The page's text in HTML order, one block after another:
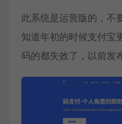
此系统是运营版的，不
知道年初的时候支付宝
码的都失效了，以前发